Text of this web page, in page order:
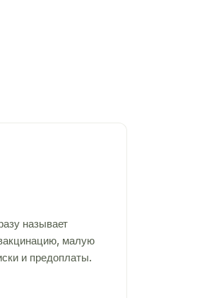
называет
малую
и предоплаты.